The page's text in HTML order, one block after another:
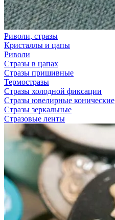
Риволи, стразы
Кристаллы и цапы
Риволи
Стразы в цапах
Стразы пришивные
Термостразы
Стразы холодной фиксации
Стразы ювелирные конические
Стразы зеркальные
Стразовые ленты